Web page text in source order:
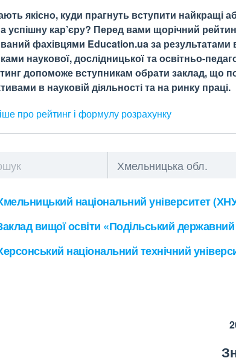
якісно, куди прагнуть вступити найкращі
успішну кар’єру? Перед вами щорічний
фахівцями Education.ua за результатами
наукової, дослідницької та освітньо-
допоможе вступникам обрати заклад, що
в науковій діяльності та на ринку праці.
про рейтинг і формулу розрахунку
національний університет
вищої освіти «Подільський державний
національний технічний